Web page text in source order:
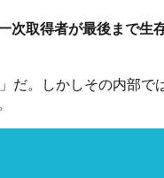
一次取得者が最後まで生
だ。しかしその内部で